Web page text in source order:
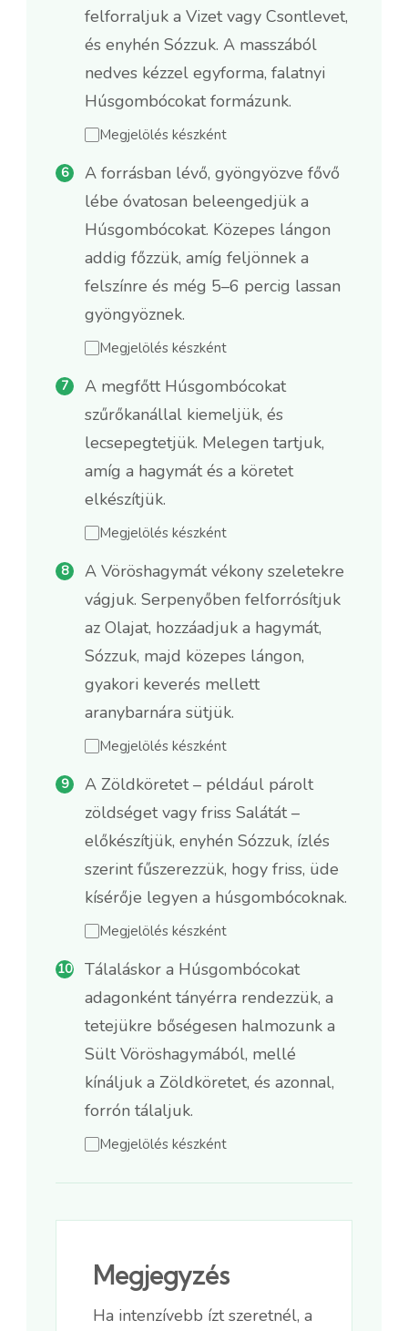
felforraljuk a Vizet vagy Csontlevet,
és enyhén Sózzuk. A masszából
nedves kézzel egyforma, falatnyi
Húsgombócokat formázunk.
Megjelölés készként
A forrásban lévő, gyöngyözve fővő
lébe óvatosan beleengedjük a
Húsgombócokat. Közepes lángon
addig főzzük, amíg feljönnek a
felszínre és még 5–6 percig lassan
gyöngyöznek.
Megjelölés készként
A megfőtt Húsgombócokat
szűrőkanállal kiemeljük, és
lecsepegtetjük. Melegen tartjuk,
amíg a hagymát és a köretet
elkészítjük.
Megjelölés készként
A Vöröshagymát vékony szeletekre
vágjuk. Serpenyőben felforrósítjuk
az Olajat, hozzáadjuk a hagymát,
Sózzuk, majd közepes lángon,
gyakori keverés mellett
aranybarnára sütjük.
Megjelölés készként
A Zöldköretet – például párolt
zöldséget vagy friss Salátát –
előkészítjük, enyhén Sózzuk, ízlés
szerint fűszerezzük, hogy friss, üde
kísérője legyen a húsgombócoknak.
Megjelölés készként
Tálaláskor a Húsgombócokat
adagonként tányérra rendezzük, a
tetejükre bőségesen halmozunk a
Sült Vöröshagymából, mellé
kínáljuk a Zöldköretet, és azonnal,
forrón tálaljuk.
Megjelölés készként
Megjegyzés
Ha intenzívebb ízt szeretnél, a